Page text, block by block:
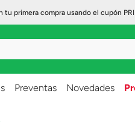
primera compra usando el cupón
Preventas Novedades